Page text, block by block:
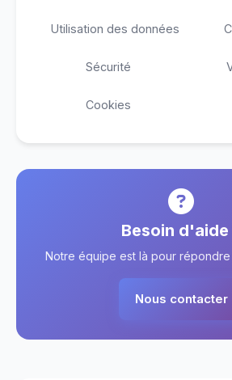
Utilisation des données
Sécurité
Cookies
Besoin d'aide
Notre équipe est là pour
Nous contacter